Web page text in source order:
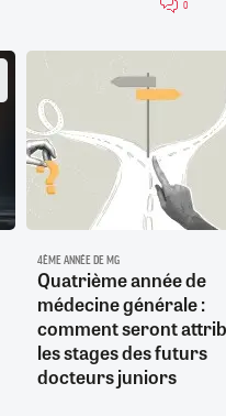
0
4ÈME ANNÉE DE MG
Quatrième année de
médecine générale :
comment seront
les stages des futurs
docteurs juniors